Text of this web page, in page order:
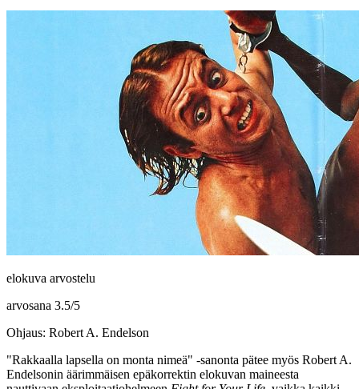
elokuva arvostelu
arvosana 3.5/5
Ohjaus: Robert A. Endelson
"Rakkaalla lapsella on monta nimeä" ‑sanonta pätee myös Robert A.
Endelsonin äärimmäisen epäkorrektin elokuvan maineesta